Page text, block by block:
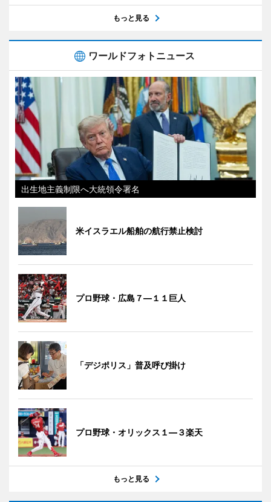
もっと見る
ワールドフォトニュース
出生地主義制限へ大統領令署名
米イスラエル船舶の航行禁止検討
プロ野球・広島７―１１巨人
「デジポリス」普及呼び掛け
プロ野球・オリックス１―３楽天
もっと見る